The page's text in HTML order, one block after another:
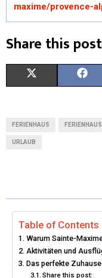
maxime/provence-
Share this
E
R
)
K
FERIENHAUS
URLAUB
Table of Contents
Warum Sainte-
Aktivitäten und
Das perfekte
Share this post: